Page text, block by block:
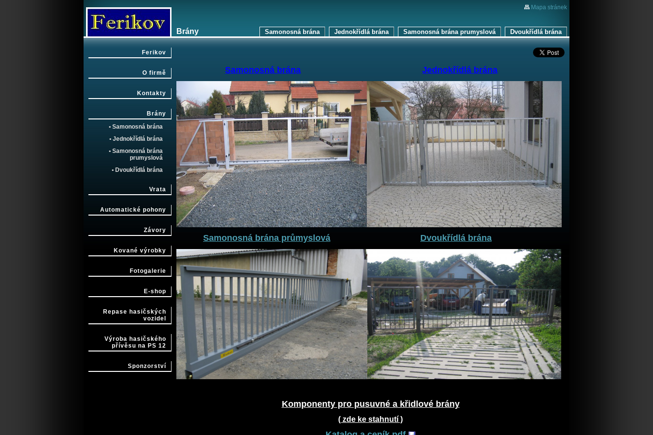
Mapa stránek
Brány Dvoukřídlá brána
Samonosná brána prumyslová
Jednokřídlá brána
Samonosná brána
Ferikov
O firmě
Kontakty
Brány
• Samonosná brána
• Jednokřídlá brána
• Samonosná brána
prumyslová
• Dvoukřídlá brána
Vrata
Automatické pohony
Závory
Kované výrobky
Fotogalerie
E-shop
Repase hasičských
vozidel
Výroba hasičského
přívěsu na PS 12
Sponzorství
Samonosná brána Jednokřídlá brána
Samonosná brána průmyslová Dvoukřídlá brána
Komponenty pro pusuvné a křidlové brány
( zde ke stahnutí )